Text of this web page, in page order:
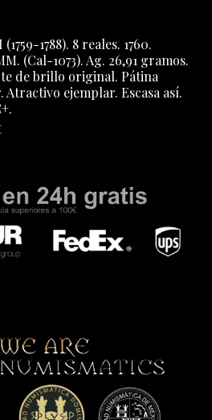
1788). 8 reales. 1760.
(Cal-1073). Ag. 26,91 gramos.
de brillo original. Pátina
ejemplar. Escasa así.